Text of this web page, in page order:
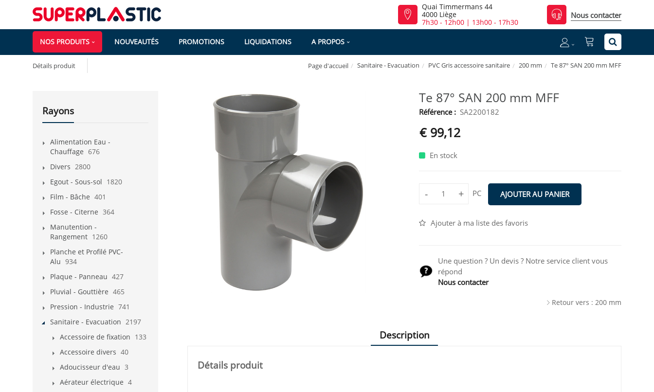
Quai Timmermans 44
4000 Liège
7h30 - 12h00 | 13h00 - 17h30
Nous contacter
NOS PRODUITS NOUVEAUTÉS PROMOTIONS LIQUIDATIONS A PROPOS
Détails produit Page d'accueil Sanitaire - Evacuation PVC Gris accessoire sanitaire 200 mm Te 87° SAN 200 mm MFF
Te 87° SAN 200 mm MFF
Référence : SA2200182
€ 99,12
En stock
- + PC AJOUTER AU PANIER
Ajouter à ma liste des favoris
Une question ? Un devis ? Notre service client vous
répond
Nous contacter
Retour vers : 200 mm
Description
Détails produit
Rayons
Alimentation Eau -
Chauffage 676
Divers 2800
Egout - Sous-sol 1820
Film - Bâche 401
Fosse - Citerne 364
Manutention -
Rangement 1260
Planche et Profilé PVC-
Alu 934
Plaque - Panneau 427
Pluvial - Gouttière 465
Pression - Industrie 741
Sanitaire - Evacuation 2197
Accessoire de fixation 133
Accessoire divers 40
Adoucisseur d'eau 3
Aérateur électrique 4